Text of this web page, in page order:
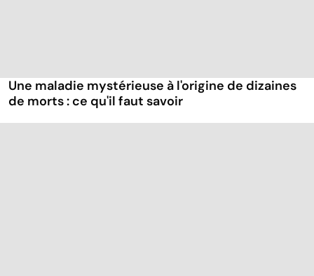
Une maladie mystérieuse à l'origine de dizaines
de morts : ce qu'il faut savoir